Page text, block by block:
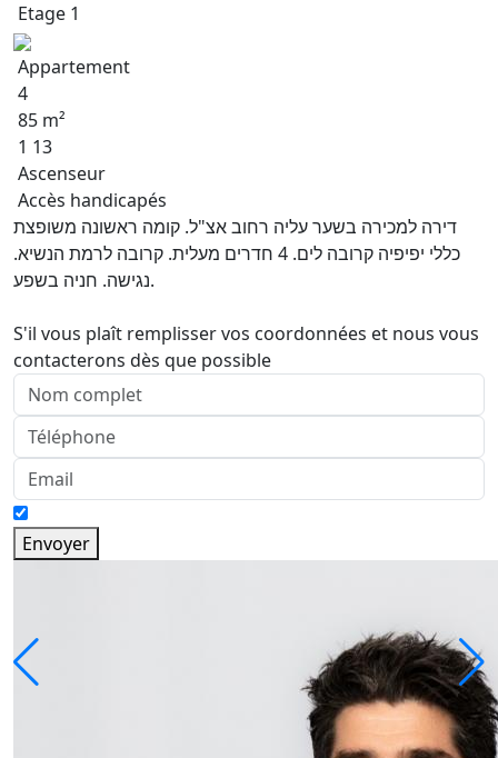
Etage 1
Appartement
4
85 m²
1 13
Ascenseur
Accès handicapés
דירה למכירה בשער עליה רחוב אצ"ל. קומה ראשונה משופצת
כללי יפיפיה קרובה לים. 4 חדרים מעלית. קרובה לרמת הנשיא.
נגישה. חניה בשפע.
S'il vous plaît remplisser vos coordonnées et nous vous
contacterons dès que possible
Envoyer